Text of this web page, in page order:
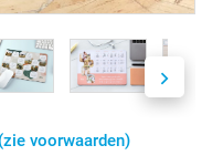
(zie voorwaarden)